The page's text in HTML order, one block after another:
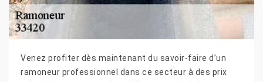
Venez profiter dès maintenant du savoir-faire d’un
ramoneur professionnel dans ce secteur à des prix